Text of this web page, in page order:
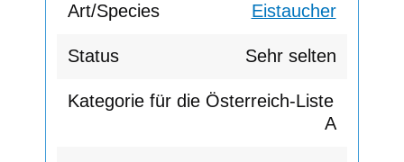
Eistaucher
Sehr selten
A